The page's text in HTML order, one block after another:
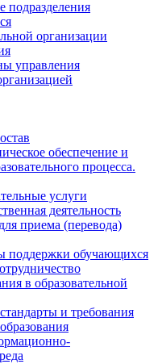
подразделения
организации
управления
обеспечение и
процесса.
услуги
деятельность
приема (перевода)
поддержки обучающихся
в образовательной
и требования